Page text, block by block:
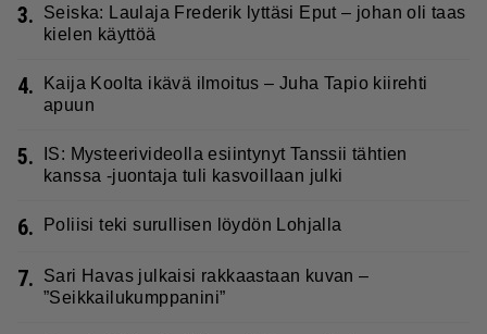
3.
Seiska: Laulaja Frederik lyttäsi Eput – johan oli taas
kielen käyttöä
4.
Kaija Koolta ikävä ilmoitus – Juha Tapio kiirehti
apuun
5.
IS: Mysteerivideolla esiintynyt Tanssii tähtien
kanssa -juontaja tuli kasvoillaan julki
6. Poliisi teki surullisen löydön Lohjalla
7.
Sari Havas julkaisi rakkaastaan kuvan –
”Seikkailukumppanini”